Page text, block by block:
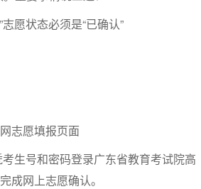
愿状态必须是“已确认”
志愿填报页面
生号和密码登录广东省教育考试院高
成网上志愿确认。